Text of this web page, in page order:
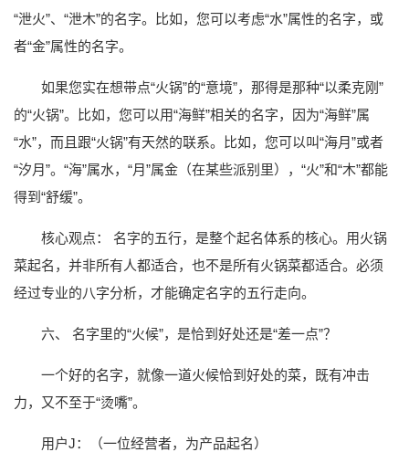
“泄火”、“泄木”的名字。比如，您可以考虑“水”属性的名字，或
者“金”属性的名字。
如果您实在想带点“火锅”的“意境”，那得是那种“以柔克刚”
的“火锅”。比如，您可以用“海鲜”相关的名字，因为“海鲜”属
“水”，而且跟“火锅”有天然的联系。比如，您可以叫“海月”或者
“汐月”。“海”属水，“月”属金（在某些派别里），“火”和“木”都能
得到“舒缓”。
核心观点： 名字的五行，是整个起名体系的核心。用火锅
菜起名，并非所有人都适合，也不是所有火锅菜都适合。必须
经过专业的八字分析，才能确定名字的五行走向。
六、 名字里的“火候”，是恰到好处还是“差一点”？
一个好的名字，就像一道火候恰到好处的菜，既有冲击
力，又不至于“烫嘴”。
用户J：（一位经营者，为产品起名）